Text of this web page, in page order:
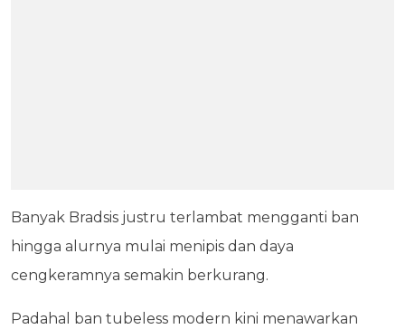
Banyak Bradsis justru terlambat mengganti ban
hingga alurnya mulai menipis dan daya
cengkeramnya semakin berkurang.
Padahal ban tubeless modern kini menawarkan